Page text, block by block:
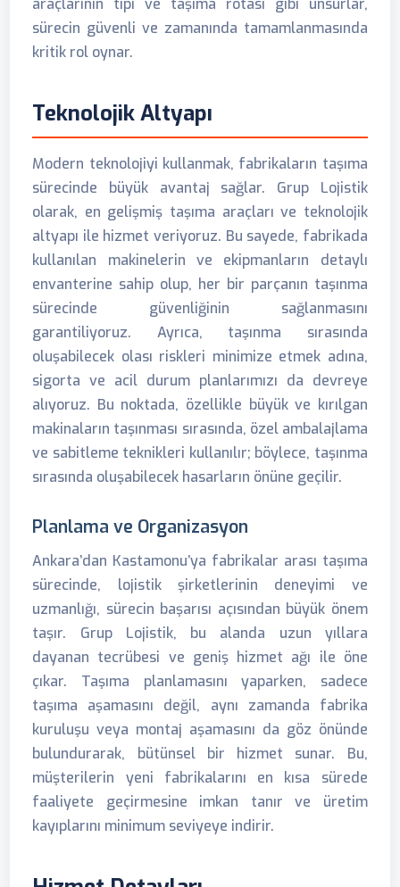
araçlarının tipi ve taşıma rotası gibi unsurlar,
sürecin güvenli ve zamanında tamamlanmasında
kritik rol oynar.
Teknolojik Altyapı
Modern teknolojiyi kullanmak, fabrikaların taşıma
sürecinde büyük avantaj sağlar. Grup Lojistik
olarak, en gelişmiş taşıma araçları ve teknolojik
altyapı ile hizmet veriyoruz. Bu sayede, fabrikada
kullanılan makinelerin ve ekipmanların detaylı
envanterine sahip olup, her bir parçanın taşınma
sürecinde güvenliğinin sağlanmasını
garantiliyoruz. Ayrıca, taşınma sırasında
oluşabilecek olası riskleri minimize etmek adına,
sigorta ve acil durum planlarımızı da devreye
alıyoruz. Bu noktada, özellikle büyük ve kırılgan
makinaların taşınması sırasında, özel ambalajlama
ve sabitleme teknikleri kullanılır; böylece, taşınma
sırasında oluşabilecek hasarların önüne geçilir.
Planlama ve Organizasyon
Ankara’dan Kastamonu’ya fabrikalar arası taşıma
sürecinde, lojistik şirketlerinin deneyimi ve
uzmanlığı, sürecin başarısı açısından büyük önem
taşır. Grup Lojistik, bu alanda uzun yıllara
dayanan tecrübesi ve geniş hizmet ağı ile öne
çıkar. Taşıma planlamasını yaparken, sadece
taşıma aşamasını değil, aynı zamanda fabrika
kuruluşu veya montaj aşamasını da göz önünde
bulundurarak, bütünsel bir hizmet sunar. Bu,
müşterilerin yeni fabrikalarını en kısa sürede
faaliyete geçirmesine imkan tanır ve üretim
kayıplarını minimum seviyeye indirir.